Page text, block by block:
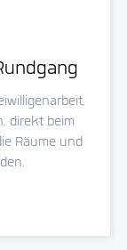
direkt beim
Räume und